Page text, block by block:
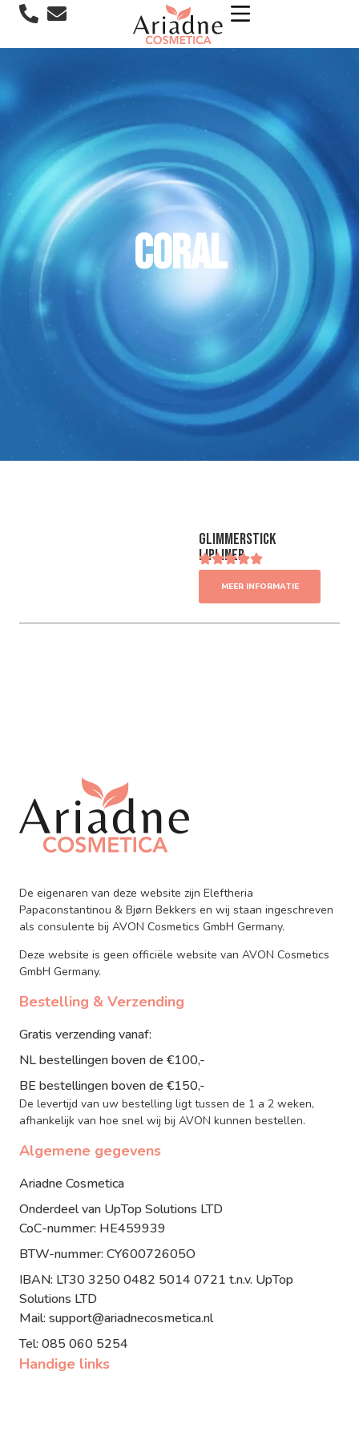
Coral
Glimmerstick
Lipliner
MEER INFORMATIE
De eigenaren van deze website zijn Eleftheria
Papaconstantinou & Bjørn Bekkers en wij staan ingeschreven
als consulente bij AVON Cosmetics GmbH Germany.
Deze website is geen officiële website van AVON Cosmetics
GmbH Germany.
Bestelling & Verzending
Gratis verzending vanaf:
NL bestellingen boven de €100,-
BE bestellingen boven de €150,-
De levertijd van uw bestelling ligt tussen de 1 a 2 weken,
afhankelijk van hoe snel wij bij AVON kunnen bestellen.
Algemene gegevens
Ariadne Cosmetica
Onderdeel van UpTop Solutions LTD
CoC-nummer: HE459939
BTW-nummer: CY60072605O
IBAN: LT30 3250 0482 5014 0721 t.n.v. UpTop
Solutions LTD
Mail: support@ariadnecosmetica.nl
Tel: 085 060 5254
Handige links